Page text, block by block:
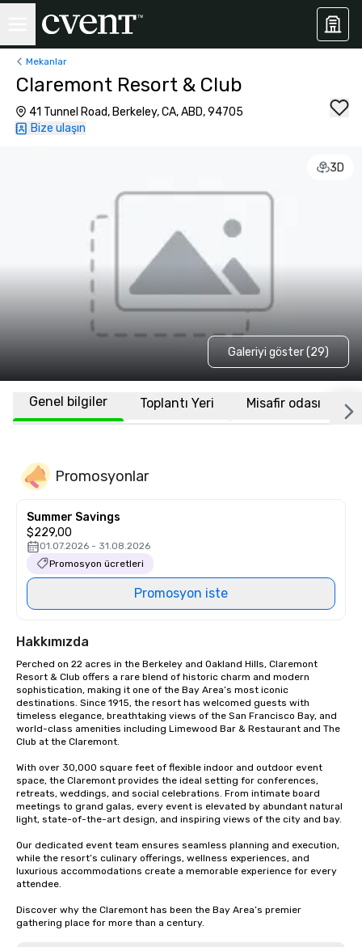
Mekanlar
Claremont Resort & Club
41 Tunnel Road, Berkeley, CA, ABD, 94705
Bize ulaşın
3D
Galeriyi göster (29)
Genel bilgiler Toplantı Yeri Misafir odası
Promosyonlar
Summer Savings
$229,00
01.07.2026 - 31.08.2026
Promosyon ücretleri
Promosyon iste
Hakkımızda
Perched on 22 acres in the Berkeley and Oakland Hills, Claremont
Resort & Club offers a rare blend of historic charm and modern
sophistication, making it one of the Bay Area’s most iconic
destinations. Since 1915, the resort has welcomed guests with
timeless elegance, breathtaking views of the San Francisco Bay, and
world-class amenities including Limewood Bar & Restaurant and The
Club at the Claremont.
With over 30,000 square feet of flexible indoor and outdoor event
space, the Claremont provides the ideal setting for conferences,
retreats, weddings, and social celebrations. From intimate board
meetings to grand galas, every event is elevated by abundant natural
light, state-of-the-art design, and inspiring views of the city and bay.
Our dedicated event team ensures seamless planning and execution,
while the resort’s culinary offerings, wellness experiences, and
luxurious accommodations create a memorable experience for every
attendee.
Discover why the Claremont has been the Bay Area’s premier
gathering place for more than a century.